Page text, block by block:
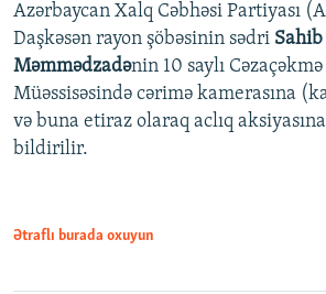
Auto 240p 360p
720p 1080p
Azərbaycan Xalq Cəbhəsi Partiyası
Daşkəsən rayon şöbəsinin sədri Sahib
Məmmədzadənin 10 saylı Cəzaçəkmə
Müəssisəsində cərimə kamerasına
və buna etiraz olaraq aclıq aksiyasına
bildirilir.
Ətraflı burada oxuyun